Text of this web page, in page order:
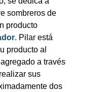
sombreros de
producto
. Pilar está
producto al
a través
sus
dos